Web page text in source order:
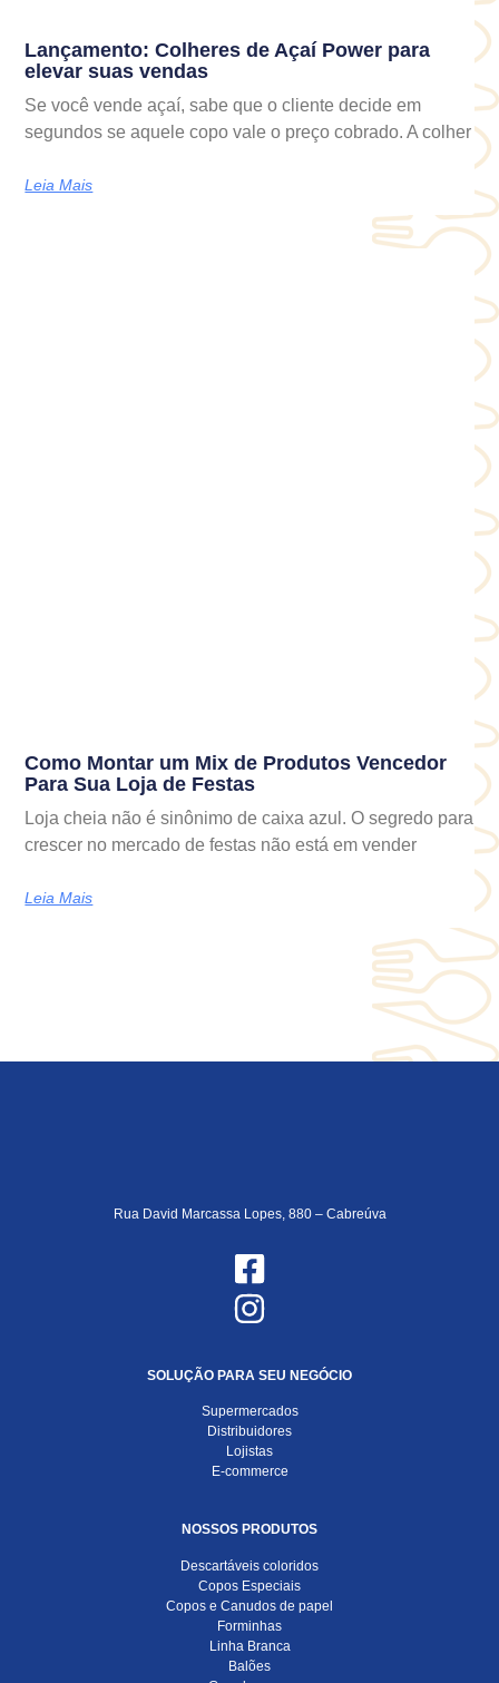
Lançamento: Colheres de Açaí Power para
elevar suas vendas
Se você vende açaí, sabe que o cliente decide em
segundos se aquele copo vale o preço cobrado. A colher
Leia Mais
Como Montar um Mix de Produtos Vencedor
Para Sua Loja de Festas
Loja cheia não é sinônimo de caixa azul. O segredo para
crescer no mercado de festas não está em vender
Leia Mais
Rua David Marcassa Lopes, 880 – Cabreúva
SOLUÇÃO PARA SEU NEGÓCIO
Supermercados
Distribuidores
Lojistas
E-commerce
NOSSOS PRODUTOS
Descartáveis coloridos
Copos Especiais
Copos e Canudos de papel
Forminhas
Linha Branca
Balões